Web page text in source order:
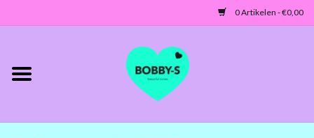
0 Artikelen - €0,00
Home